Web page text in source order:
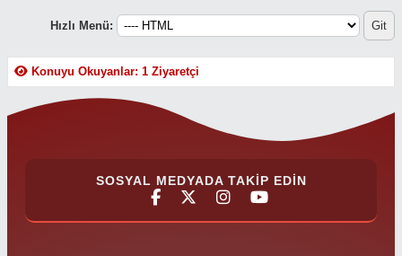
Hızlı Menü:
Konuyu Okuyanlar: 1 Ziyaretçi
SOSYAL MEDYADA TAKIP EDIN